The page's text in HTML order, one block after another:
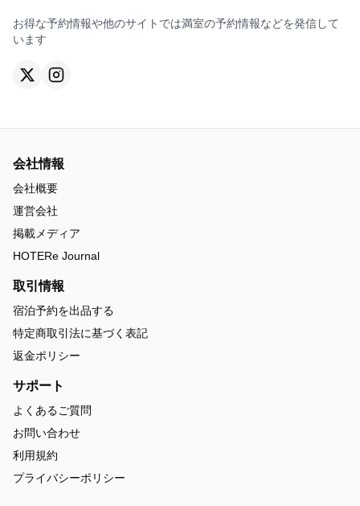
お得な予約情報や他のサイトでは満室の予約情報などを発信して
います
会社情報
会社概要
運営会社
掲載メディア
HOTERe Journal
取引情報
宿泊予約を出品する
特定商取引法に基づく表記
返金ポリシー
サポート
よくあるご質問
お問い合わせ
利用規約
プライバシーポリシー